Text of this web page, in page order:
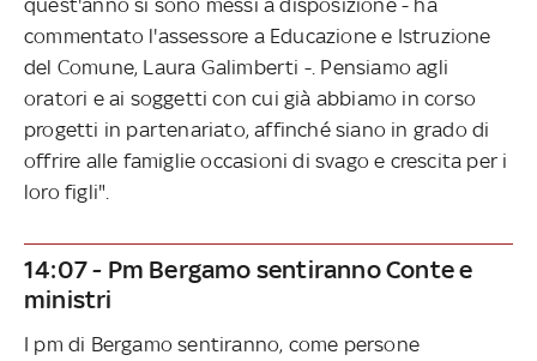
commentato l'assessore a Educazione e Istruzione
del Comune, Laura Galimberti -. Pensiamo agli
oratori e ai soggetti con cui già abbiamo in corso
progetti in partenariato, affinché siano in grado di
offrire alle famiglie occasioni di svago e crescita per i
loro figli".
14:07 - Pm Bergamo sentiranno Conte e
ministri
I pm di Bergamo sentiranno, come persone